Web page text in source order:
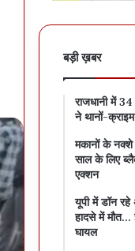
बड़ी ख़बर
राजधानी में
ने थानों-
मकानों के नक्शे
साल के लिए
एक्शन
यूपी में डॉन
हादसे में मौत…
घायल